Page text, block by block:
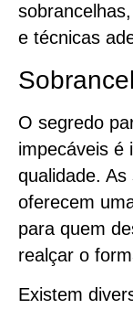
e técnicas
O segredo
impecáveis é
qualidade.
oferecem
para quem
realçar o
Existem